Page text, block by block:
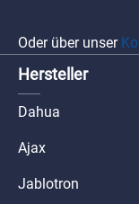
Oder über unser
Hersteller
Dahua
Ajax
Jablotron